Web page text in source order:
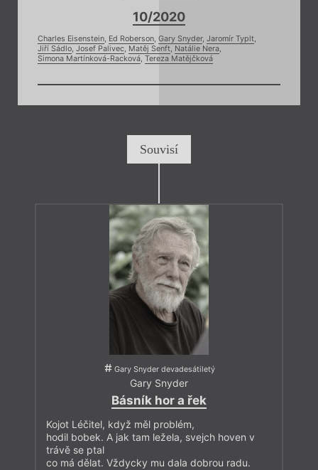
10/2020
Charles Eisenstein, Ed Roberson, Gary Snyder, Jaromír Typlt,
Jiří Sádlo, Josef Palivec, Matěj Senft, Natálie Nera,
Simona Martínková-Racková, Tereza Matějčková
Souvisí
Gary Snyder devadesátiletý
Gary Snyder
Básník hor a řek
Kojot Léčitel, když měl problém,
hodil bobek. A jak tam ležela, svejch hoven v
trávě se ptal
co má dělat. Vždycky mu dala dobrou radu.